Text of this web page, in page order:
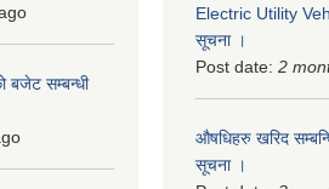
सम्बन्धी
Electric Utility
सूचना ।
Post date: 2
औषधिहरु खरिद
सूचना ।